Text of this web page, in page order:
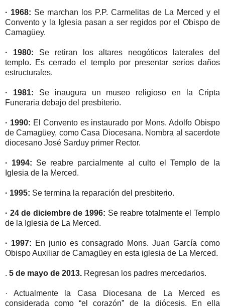
· 1968: Se marchan los P.P. Carmelitas de La Merced y el
Convento y la Iglesia pasan a ser regidos por el Obispo de
Camagüey.
· 1980: Se retiran los altares neogóticos laterales del
templo. Es cerrado el templo por presentar serios daños
estructurales.
· 1981: Se inaugura un museo religioso en la Cripta
Funeraria debajo del presbiterio.
· 1990: El Convento es instaurado por Mons. Adolfo Obispo
de Camagüey, como Casa Diocesana. Nombra al sacerdote
diocesano José Sarduy primer Rector.
· 1994: Se reabre parcialmente al culto el Templo de la
Iglesia de la Merced.
· 1995: Se termina la reparación del presbiterio.
· 24 de diciembre de 1996: Se reabre totalmente el Templo
de la Iglesia de La Merced.
· 1997: En junio es consagrado Mons. Juan García como
Obispo Auxiliar de Camagüey en esta iglesia de La Merced.
. 5 de mayo de 2013. Regresan los padres mercedarios.
· Actualmente la Casa Diocesana de La Merced es
considerada como “el corazón” de la diócesis. En ella